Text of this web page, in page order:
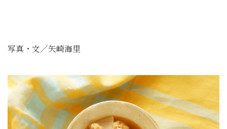
写真・文／矢崎海里